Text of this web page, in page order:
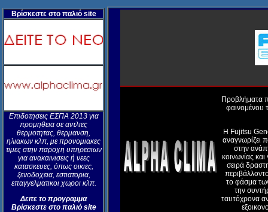
Βρίσκεστε στο παλιό site
Επιδοτησεις ΕΣΠΑ 2013 για
προμηθεια σε αντλιες
θερμοτητας, θερμανση,
ηλιακων κλπ, με προνομιακες
τιμες στην παροχη υπηρεσιων
για ανακαινισεις ή νεες
κατασκευες, όπως οικιες,
ξενοδοχεια, εστιατορια,
επαγγελματικοι χωροι κλπ.
Δειτε το προγραμμα
Βρίσκεστε στο παλιό site
Προβλήματα
φαινομένου
Η Fujitsu
αναγνωρίζει
στην
κοινωνίας και
σειρά
το φάσμα
την
ταυτόχρονα